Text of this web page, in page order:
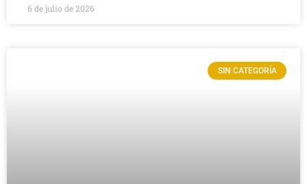
6 de julio de 2026
SIN CATEGORÍA